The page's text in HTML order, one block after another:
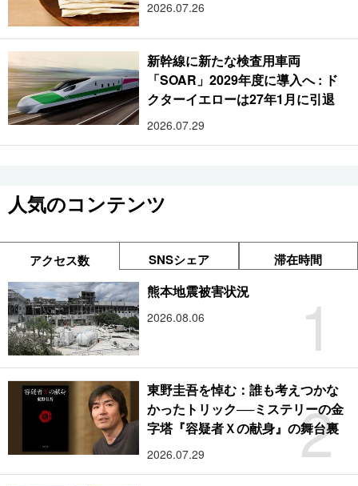
2026.07.26
新幹線に新たな検査用車両
「SOAR」2029年度に導入へ : ド
クターイエローは27年1月に引退
2026.07.29
人気のコンテンツ
アクセス数 SNSシェア 滞在時間
1
熊本地震被害状況
2026.08.06
2
東野圭吾を悼む：誰も考えつかな
かったトリック──ミステリーの金
字塔『容疑者Ｘの献身』の舞台裏
2026.07.29